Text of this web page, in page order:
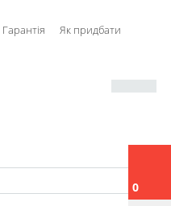
Гарантія
Як придбати
0